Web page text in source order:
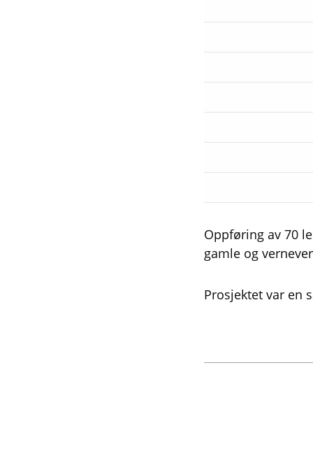
Oppføring av 70
gamle og
Prosjektet var en